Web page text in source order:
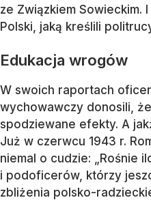
ze Związkiem Sowieckim.
Polski, jaką kreślili
Edukacja wrogów
W swoich raportach
wychowawczy donosili,
spodziewane efekty. A
Już w czerwcu 1943 r.
niemal o cudzie: „Rośnie
i podoficerów, którzy
zbliżenia polsko-